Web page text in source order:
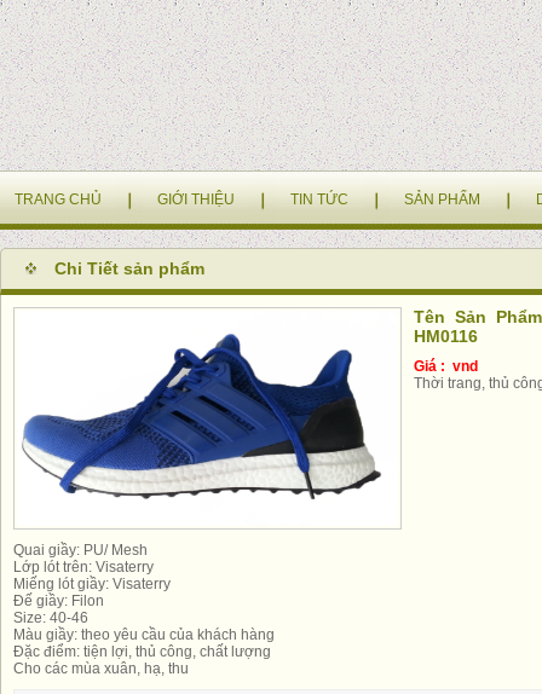
TRANG CHỦ GIỚI THIỆU TIN TỨC SẢN PHẨM
Chi Tiết sản phẩm
Tên Sản
HM0116
Giá : vnd
Thời trang, thủ
Quai giầy: PU/ Mesh
Lớp lót trên: Visaterry
Miếng lót giầy: Visaterry
Đế giầy: Filon
Size: 40-46
Màu giầy: theo yêu cầu của khách hàng
Đặc điểm: tiện lợi, thủ công, chất lượng
Cho các mùa xuân, hạ, thu